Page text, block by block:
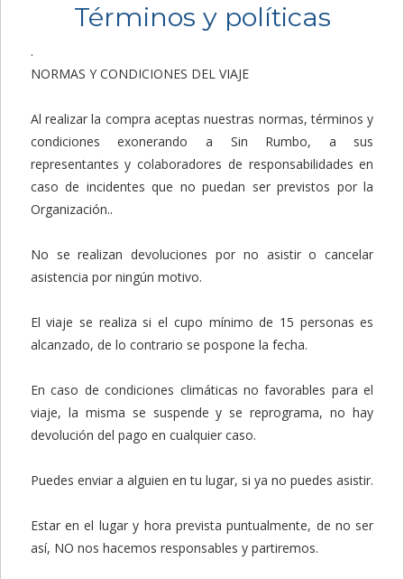
Términos y políticas
.
NORMAS Y CONDICIONES DEL VIAJE
Al realizar la compra aceptas nuestras normas, términos y
condiciones exonerando a Sin Rumbo, a sus
representantes y colaboradores de responsabilidades en
caso de incidentes que no puedan ser previstos por la
Organización..
No se realizan devoluciones por no asistir o cancelar
asistencia por ningún motivo.
El viaje se realiza si el cupo mínimo de 15 personas es
alcanzado, de lo contrario se pospone la fecha.
En caso de condiciones climáticas no favorables para el
viaje, la misma se suspende y se reprograma, no hay
devolución del pago en cualquier caso.
Puedes enviar a alguien en tu lugar, si ya no puedes asistir.
Estar en el lugar y hora prevista puntualmente, de no ser
así, NO nos hacemos responsables y partiremos.